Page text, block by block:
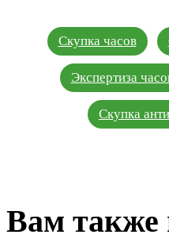
Скупка часов
Экспертиза
Скупка
Вам также